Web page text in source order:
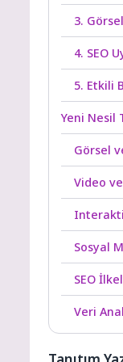
3.
4. SEO
5. Etkili
Yeni Nesil
Görsel
Video
Sosyal
SEO
Veri